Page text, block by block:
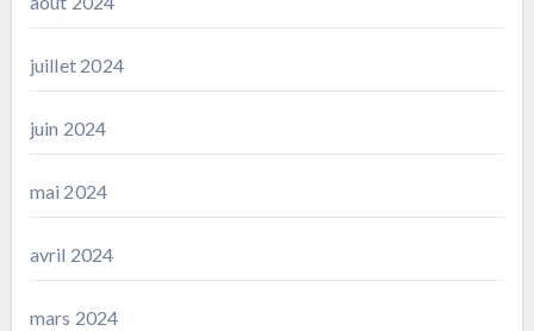
juillet 2024
juin 2024
mai 2024
avril 2024
mars 2024